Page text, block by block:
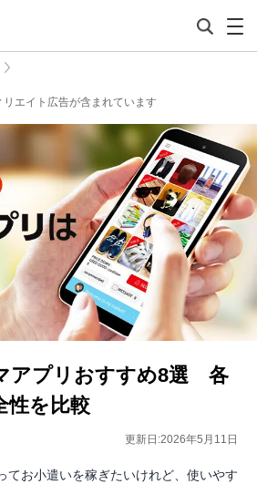
エイト広告が含まれています
アプリおすすめ8選 各
性を比較
更新日:2026年5月11日
てお小遣いを稼ぎたいけれど、使いやす